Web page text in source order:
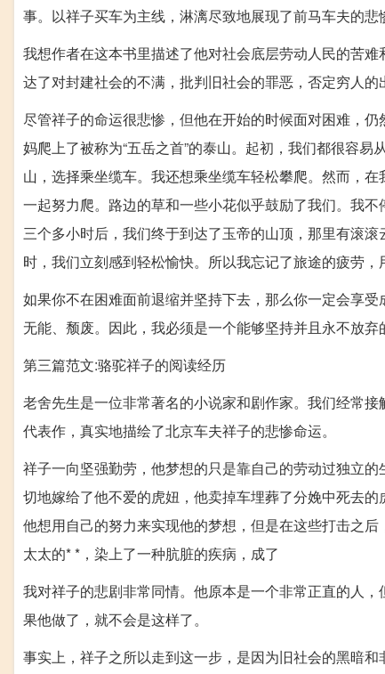
事。以祥子买车为主线，淋漓尽致地展现了前马车夫的
我想作者在这本书里描述了他对社会底层劳动人民的苦
达了对封建社会的不满，批判旧社会的罪恶，否定穷人的
尽管祥子的命运很悲惨，但他在开始的时候面对困难，
妈爬上了被称为“五岳之首”的泰山。起初，我们都很容
山，选择乘坐缆车。我还想乘坐缆车轻松攀爬。然而，
一起努力爬。路边的草和一些小花似乎鼓励了我们。我
三个多小时后，我们终于到达了玉帝的山顶，那里有滚
时，我们立刻感到轻松愉快。所以我忘记了旅途的疲劳，
如果你不在困难面前退缩并坚持下去，那么你一定会享
无能、颓废。因此，我必须是一个能够坚持并且永不放弃
第三篇范文:骆驼祥子的阅读经历
老舍先生是一位非常著名的小说家和剧作家。我们经常
代表作，真实地描绘了北京车夫祥子的悲惨命运。
祥子一向坚强勤劳，他梦想的只是靠自己的劳动过独立
切地嫁给了他不爱的虎妞，他卖掉车埋葬了分娩中死去
他想用自己的努力来实现他的梦想，但是在这些打击之
太太的* *，染上了一种肮脏的疾病，成了
我对祥子的悲剧非常同情。他原本是一个非常正直的人
果他做了，就不会是这样了。
事实上，祥子之所以走到这一步，是因为旧社会的黑暗